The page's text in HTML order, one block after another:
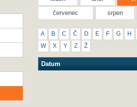
červenec
srpen
A B C Č D E F G H
W X Y Z Ž
Datum